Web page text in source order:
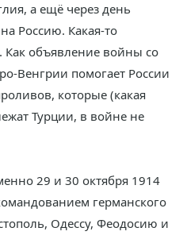
а ещё через день
Россию. Какая-то
Как объявление войны со
Венгрии помогает России
которые (какая
Турции, в войне не
29 и 30 октября 1914
германского
Одессу, Феодосию и